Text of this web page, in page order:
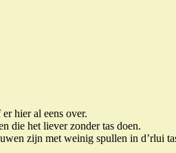
hier al eens over.
die het liever zonder tas doen.
zijn met weinig spullen in d’rlui